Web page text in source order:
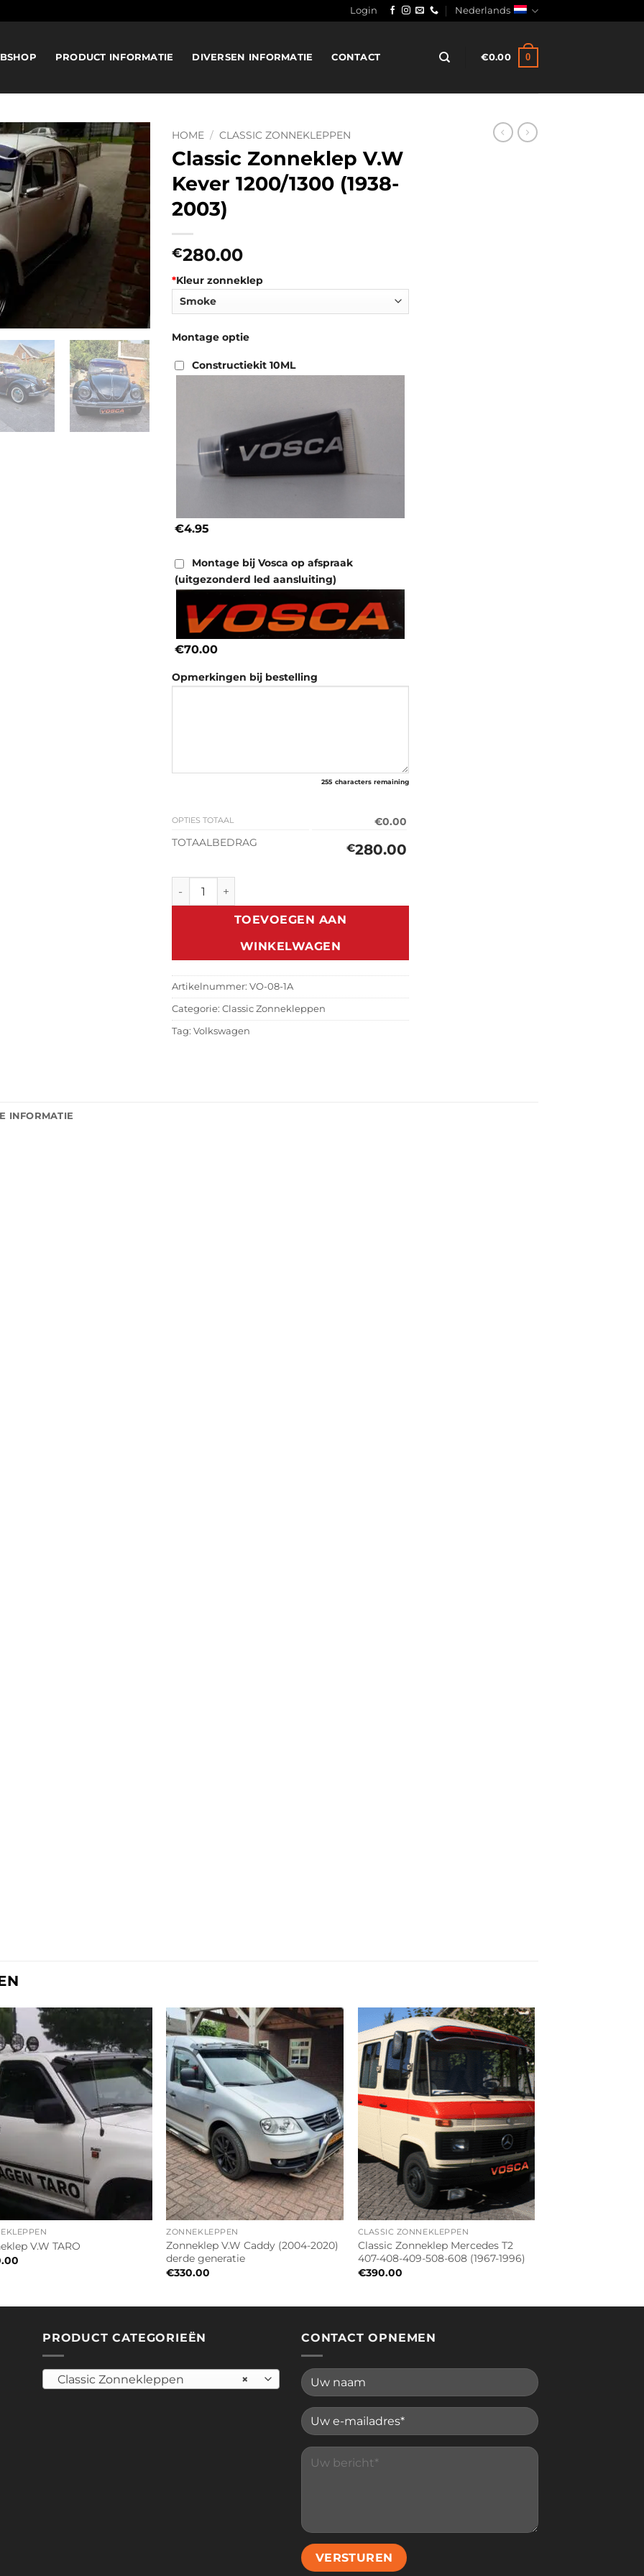
Login Nederlands
PRODUCT INFORMATIE DIVERSEN INFORMATIE CONTACT €0.00 0
HOME / CLASSIC ZONNEKLEPPEN
Classic Zonneklep V.W
Kever 1200/1300 (1938-
2003)
€280.00
*Kleur zonneklep
Montage optie
Constructiekit 10ML
€4.95
Montage bij Vosca op afspraak
(uitgezonderd led aansluiting)
€70.00
Opmerkingen bij bestelling
255 characters remaining
OPTIES TOTAAL
€0.00
TOTAALBEDRAG
€280.00
Classic Zonneklep V.W Kever 1200/1300 (1938-2003) aantal
TOEVOEGEN AAN
WINKELWAGEN
Artikelnummer: VO-08-1A
Categorie: Classic Zonnekleppen
Tag: Volkswagen
INFORMATIE
V.W TARO
ZONNEKLEPPEN
Zonneklep V.W Caddy (2004-2020)
derde generatie
€330.00
CLASSIC ZONNEKLEPPEN
Classic Zonneklep Mercedes T2
407-408-409-508-608 (1967-1996)
€390.00
PRODUCT CATEGORIEËN
×
Classic Zonnekleppen
CONTACT OPNEMEN
Please leave this field empty.